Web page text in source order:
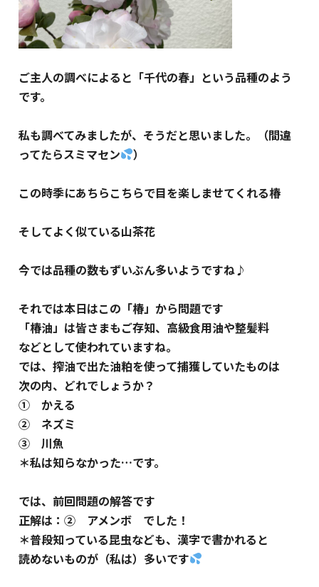
ご主人の調べによると「千代の春」という品種のよう
です。
私も調べてみましたが、そうだと思いました。（間違
ってたらスミマセン
）
この時季にあちらこちらで目を楽しませてくれる椿
そしてよく似ている山茶花
今では品種の数もずいぶん多いようですね♪
それでは本日はこの「椿」から問題です
「椿油」は皆さまもご存知、高級食用油や整髪料
などとして使われていますね。
では、搾油で出た油粕を使って捕獲していたものは
次の内、どれでしょうか？
① かえる
② ネズミ
③ 川魚
＊私は知らなかった…です。
では、前回問題の解答です
正解は：② アメンボ でした！
＊普段知っている昆虫なども、漢字で書かれると
読めないものが（私は）多いです